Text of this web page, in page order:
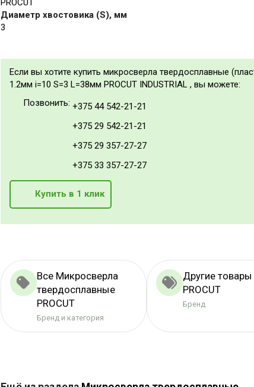
PROCUT
Диаметр хвостовика (S), мм
3
Если вы хотите купить микросверла твердосплавные
1.2мм i=10 S=3 L=38мм PROCUT INDUSTRIAL , вы можете:
Позвонить: +375 44 542-21-21
+375 29 542-21-21
+375 29 357-27-27
+375 33 357-27-27
Купить в 1 клик
Все Микросверла
твердосплавные
PROCUT
Бренд и категория
Другие товары
PROCUT
Бренд